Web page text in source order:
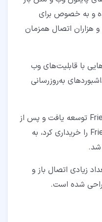
و به خصوص برای
و هزاران اتصال همزمان
با قابلیت‌های وب
به‌روزرسانی
Tornado توسط شرکت FriendFeed توسعه یافت و پس از
آنکه Facebook شرکت FriendFeed را خریداری کرد، به
شد.
زیادی اتصال باز و
شده است.